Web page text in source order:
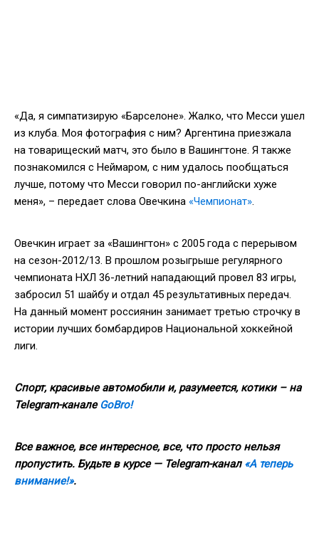
«Да, я симпатизирую «Барселоне». Жалко, что Месси ушел
из клуба. Моя фотография с ним? Аргентина приезжала
на товарищеский матч, это было в Вашингтоне. Я также
познакомился с Неймаром, с ним удалось пообщаться
лучше, потому что Месси говорил по-английски хуже
меня», – передает слова Овечкина «Чемпионат».
Овечкин играет за «Вашингтон» с 2005 года с перерывом
на сезон-2012/13. В прошлом розыгрыше регулярного
чемпионата НХЛ 36-летний нападающий провел 83 игры,
забросил 51 шайбу и отдал 45 результативных передач.
На данный момент россиянин занимает третью строчку в
истории лучших бомбардиров Национальной хоккейной
лиги.
Спорт, красивые автомобили и, разумеется, котики – на
Telegram-канале GoBro!
Все важное, все интересное, все, что просто нельзя
пропустить. Будьте в курсе — Telegram-канал «А теперь
внимание!».